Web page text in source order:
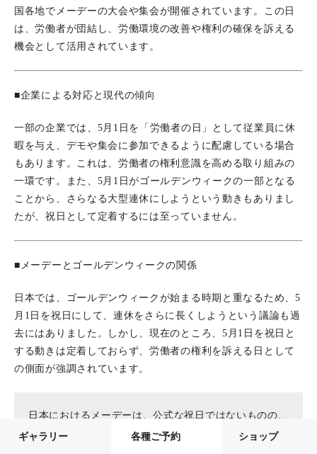
ギャラリー 各種ご予約 ショップ
国各地でメーデーの大会や集会が開催されています。この日
は、労働者が団結し、労働環境の改善や権利の確保を訴える
機会として活用されています。
■企業による対応と現代の傾向
一部の企業では、5月1日を「労働者の日」として従業員に休
暇を与え、デモや集会に参加できるように配慮している場合
もあります。これは、労働者の権利意識を高める取り組みの
一環です。また、5月1日がゴールデンウィークの一部となる
ことから、さらなる大型連休にしようという動きもありまし
たが、祝日として定着するには至っていません。
■メーデーとゴールデンウィークの関係
日本では、ゴールデンウィークが始まる時期と重なるため、5
月1日を祝日にして、連休をさらに長くしようという議論も過
去にはありました。しかし、現在のところ、5月1日を祝日と
する動きは定着しておらず、労働者の権利を訴える日として
の側面が強調されています。
日本におけるメーデーは、公式な祝日ではないものの、
労働者の権利を守るための重要な日として位置づけられ